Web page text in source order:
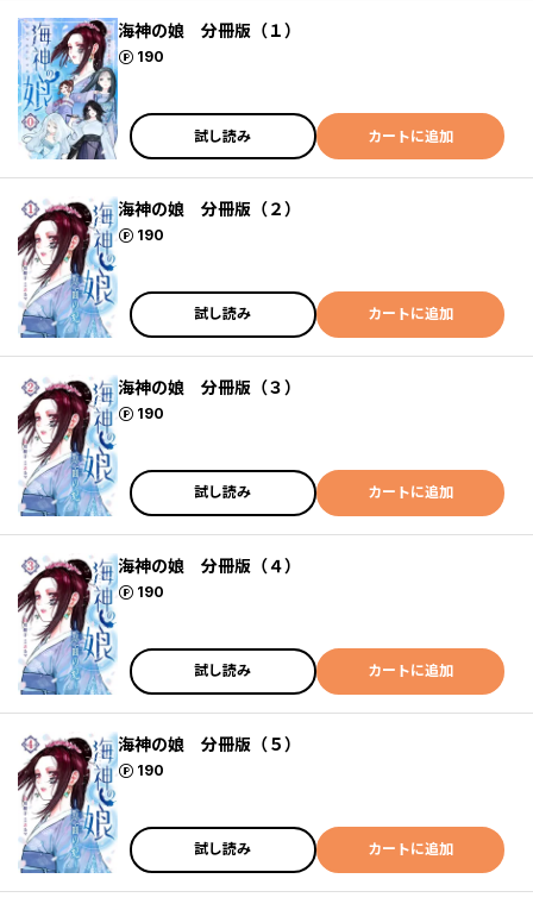
海神の娘 分冊版（１）
190
ポイント
試し読み カートに追加
海神の娘 分冊版（２）
190
ポイント
試し読み カートに追加
海神の娘 分冊版（３）
190
ポイント
試し読み カートに追加
海神の娘 分冊版（４）
190
ポイント
試し読み カートに追加
海神の娘 分冊版（５）
190
ポイント
試し読み カートに追加